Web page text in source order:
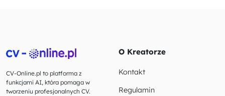
CV-Online.pl to platforma z
funkcjami AI, która pomaga w
tworzeniu profesjonalnych CV.
O Kreatorze
Kontakt
Regulamin